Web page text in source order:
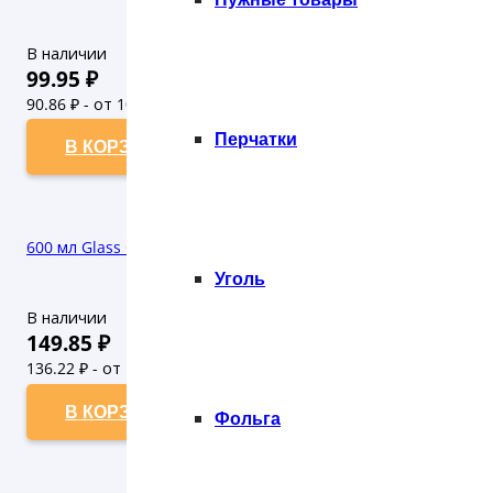
Перчатки
Уголь
Фольга
В наличии
99.95 ₽
90.86 ₽ - от 10.000 рублей
82.6₽ - от 50.000 рублей
В КОРЗИНУ
600 мл Glass Cleaner ИПС Средство для стекол и зеркал
В наличии
149.85 ₽
136.22 ₽ - от 10.000 рублей
123.84₽ - от 50.000 рублей
В КОРЗИНУ